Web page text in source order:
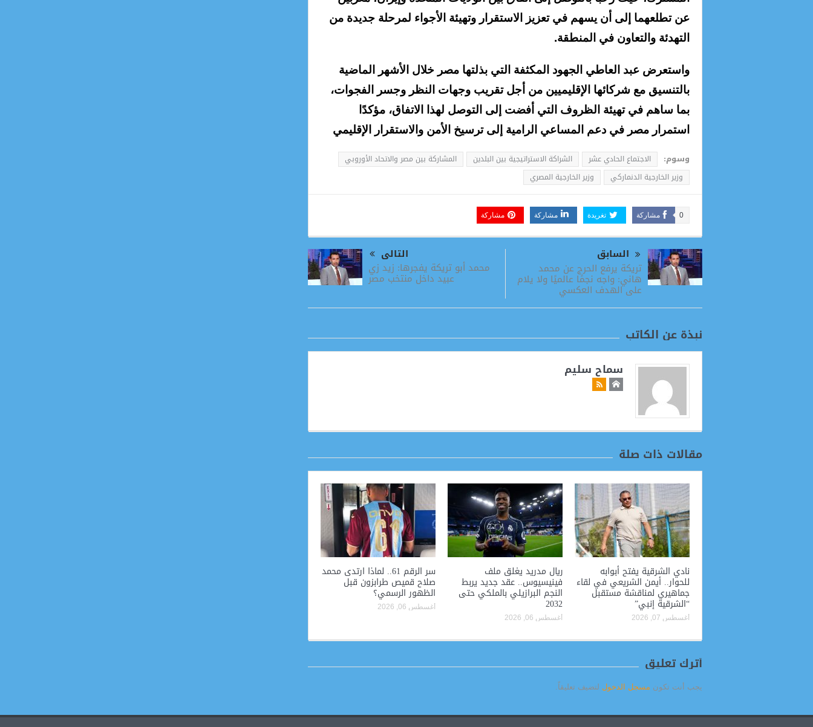
عن تطلعهما إلى أن يسهم في تعزيز الاستقرار وتهيئة الأجواء لمرحلة جديدة من
التهدئة والتعاون في المنطقة.
واستعرض عبد العاطي الجهود المكثفة التي بذلتها مصر خلال الأشهر الماضية
بالتنسيق مع شركائها الإقليميين من أجل تقريب وجهات النظر وجسر الفجوات،
بما ساهم في تهيئة الظروف التي أفضت إلى التوصل لهذا الاتفاق، مؤكدًا
استمرار مصر في دعم المساعي الرامية إلى ترسيخ الأمن والاستقرار الإقليمي
وسوم: الاجتماع الحادي عشر الشراكة الاستراتيجية بين البلدين
المشاركة بين مصر والاتحاد الأوروبي
وزير الخارجية الدنماركي
وزير الخارجية المصري
مشاركة 0 تغريدة مشاركة مشاركة
السابق
تريكة يرفع الحرج عن محمد
هاني: واجه نجمًا عالميًا ولا يلام
على الهدف العكسي
التالى
محمد أبو تريكة يفجرها: زيد زي
عبيد داخل منتخب مصر
نبذة عن الكاتب
سماح سليم
مقالات ذات صلة
نادي الشرقية يفتح أبوابه
للحوار.. أيمن الشريعي في لقاء
جماهيري لمناقشة مستقبل
“الشرقية إنبي”
أغسطس 07, 2026
ريال مدريد يغلق ملف
فينيسيوس.. عقد جديد يربط
النجم البرازيلي بالملكي حتى
2032
أغسطس 06, 2026
سر الرقم 61.. لماذا ارتدى محمد
صلاح قميص طرابزون قبل
الظهور الرسمي؟
أغسطس 06, 2026
أترك تعليق
يجب أنت تكون مسجل الدخول لتضيف تعليقاً.